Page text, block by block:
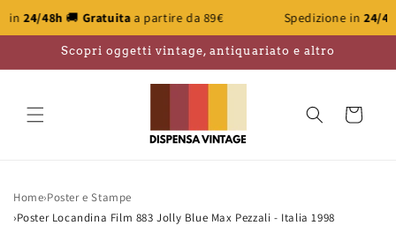
Gratuitaa partire da 89€ Spedizione in24/48h🚚
direttamente
ai contenuti
Scopri oggetti vintage, antiquariato e altro
Carrello
Home›Poster e Stampe
›Poster Locandina Film 883 Jolly Blue Max Pezzali - Italia 1998